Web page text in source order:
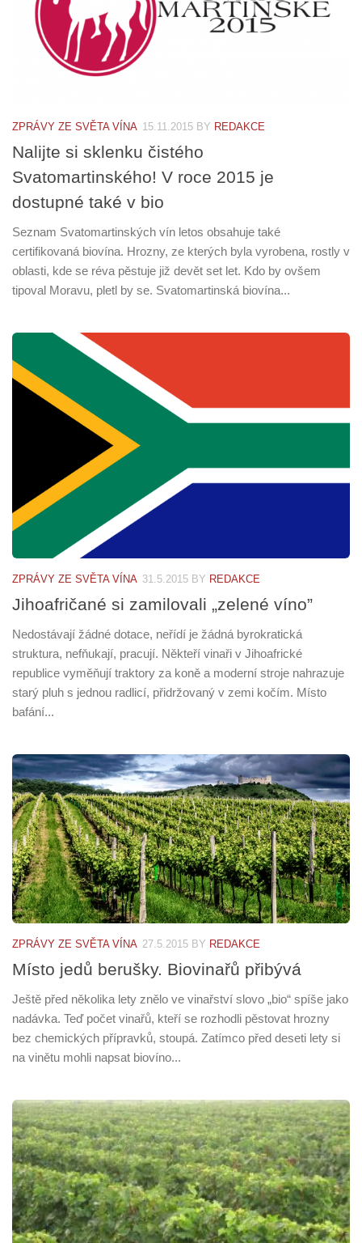
ZPRÁVY ZE SVĚTA VÍNA 15.11.2015 BY REDAKCE
Nalijte si sklenku čistého
Svatomartinského! V roce 2015 je
dostupné také v bio
Seznam Svatomartinských vín letos obsahuje také
certifikovaná biovína. Hrozny, ze kterých byla vyrobena, rostly v
oblasti, kde se réva pěstuje již devět set let. Kdo by ovšem
tipoval Moravu, pletl by se. Svatomartinská biovína...
ZPRÁVY ZE SVĚTA VÍNA 31.5.2015 BY REDAKCE
Jihoafričané si zamilovali „zelené víno”
Nedostávají žádné dotace, neřídí je žádná byrokratická
struktura, nefňukají, pracují. Někteří vinaři v Jihoafrické
republice vyměňují traktory za koně a moderní stroje nahrazuje
starý pluh s jednou radlicí, přidržovaný v zemi kočím. Místo
bafání...
ZPRÁVY ZE SVĚTA VÍNA 27.5.2015 BY REDAKCE
Místo jedů berušky. Biovinařů přibývá
Ještě před několika lety znělo ve vinařství slovo „bio“ spíše jako
nadávka. Teď počet vinařů, kteří se rozhodli pěstovat hrozny
bez chemických přípravků, stoupá. Zatímco před deseti lety si
na vinětu mohli napsat biovíno...